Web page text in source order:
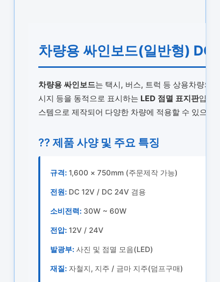
차량용 싸인보드(일반형)
차량용 싸인보드는 택시, 버스, 트럭 등 상용차량의
시지 등을 동적으로 표시하는 LED 점멸 표지판입니
스템으로 제작되어 다양한 차량에 적용할 수 있으
?? 제품 사양 및 주요 특징
규격:1,600 × 750mm (주문제작 가능)
전원:DC 12V / DC 24V 겸용
소비전력:30W ~ 60W
전압:12V / 24V
발광부:사진 및 점멸 모음(LED)
재질:자철지, 지주 / 금마 지주(덤프구매)